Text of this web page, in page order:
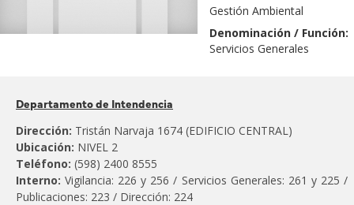
Gestión Ambiental
Denominación / Función:
Servicios Generales
al
Departamento de Intendencia
Dirección: Tristán Narvaja 1674 (EDIFICIO CENTRAL)
Ubicación: NIVEL 2
Teléfono: (598) 2400 8555
Interno:Vigilancia: 226 y 256 / Servicios Generales: 261 y 225 /
Publicaciones: 223 / Dirección: 224